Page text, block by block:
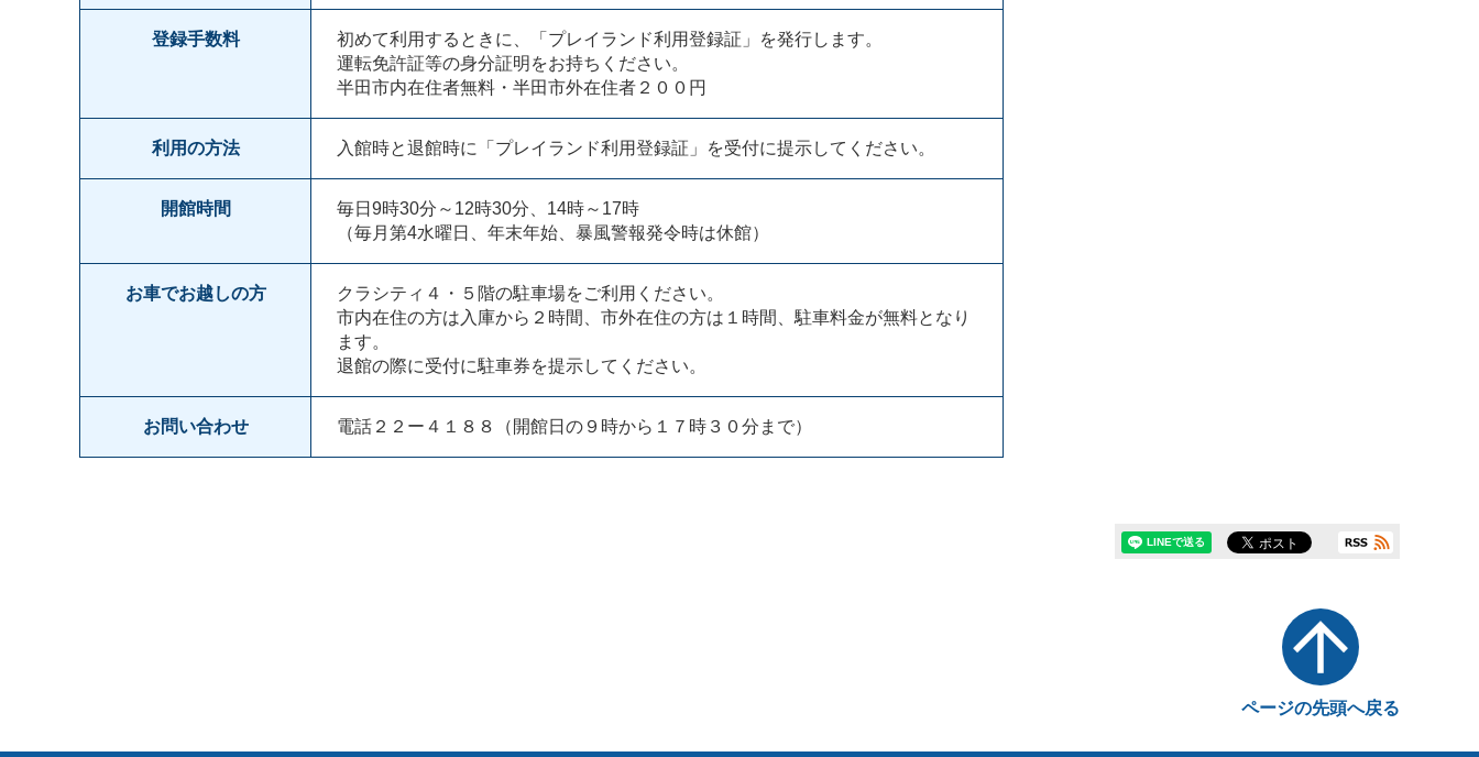
登録手数料
初めて利用するときに、「プレイランド利用登録証」を発行します。
運転免許証等の身分証明をお持ちください。
半田市内在住者無料・半田市外在住者２００円
利用の方法 入館時と退館時に「プレイランド利用登録証」を受付に提示してください。
開館時間
毎日9時30分～12時30分、14時～17時
（毎月第4水曜日、年末年始、暴風警報発令時は休館）
お車でお越しの方
クラシティ４・５階の駐車場をご利用ください。
市内在住の方は入庫から２時間、市外在住の方は１時間、駐車料金が無料となり
ます。
退館の際に受付に駐車券を提示してください。
お問い合わせ 電話２２ー４１８８（開館日の９時から１７時３０分まで）
ページの先頭へ戻る